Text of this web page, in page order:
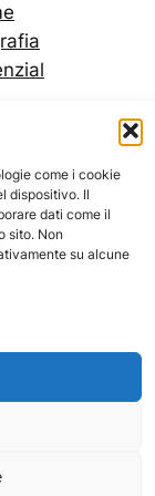
come i cookie
dispositivo. Il
dati come il
sito. Non
su alcune